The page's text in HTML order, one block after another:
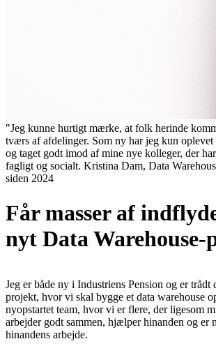
"Jeg kunne hurtigt mærke, at folk herinde
tværs af afdelinger. Som ny har jeg kun
og taget godt imod af mine nye kolleger, der
fagligt og socialt. Kristina Dam, Data
siden 2024
Får masser af
nyt Data
Jeg er både ny i Industriens Pension og er
projekt, hvor vi skal bygge et data warehouse
nyopstartet team, hvor vi er flere, der ligesom
arbejder godt sammen, hjælper hinanden og er
hinandens arbejde.